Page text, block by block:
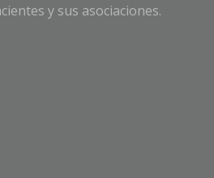
y sus asociaciones.